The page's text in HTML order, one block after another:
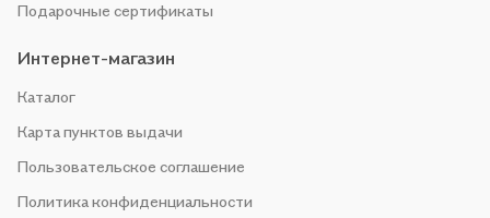
Подарочные сертификаты
Интернет-магазин
Каталог
Карта пунктов выдачи
Пользовательское соглашение
Политика конфиденциальности